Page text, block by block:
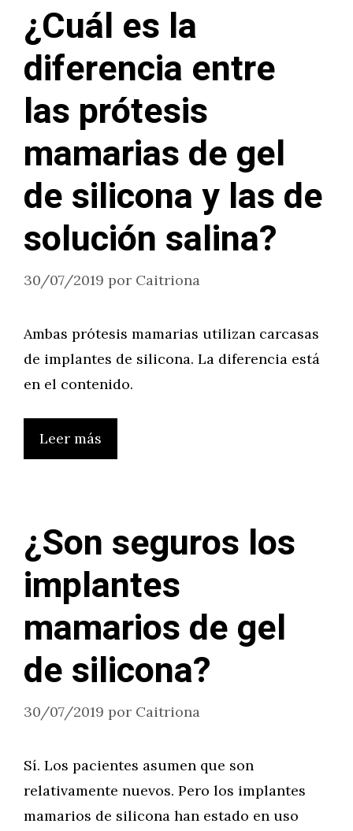
¿Cuál es la
diferencia entre
las prótesis
mamarias de gel
de silicona y las de
solución salina?
30/07/2019 por Caitriona
Ambas prótesis mamarias utilizan carcasas
de implantes de silicona. La diferencia está
en el contenido.
Leer más
¿Son seguros los
implantes
mamarios de gel
de silicona?
30/07/2019 por Caitriona
Sí. Los pacientes asumen que son
relativamente nuevos. Pero los implantes
mamarios de silicona han estado en uso